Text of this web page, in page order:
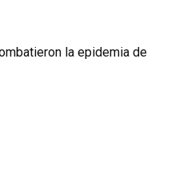
la epidemia de